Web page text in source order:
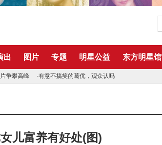
出 图片 专题 明星公益 东方明星馆
争攀高峰 ·有意不搞笑的葛优，观众认吗
儿富养有好处(图)